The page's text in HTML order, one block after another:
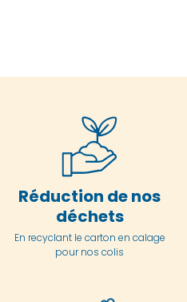
Réduction de nos
déchets
En recyclant le carton en calage
pour nos colis